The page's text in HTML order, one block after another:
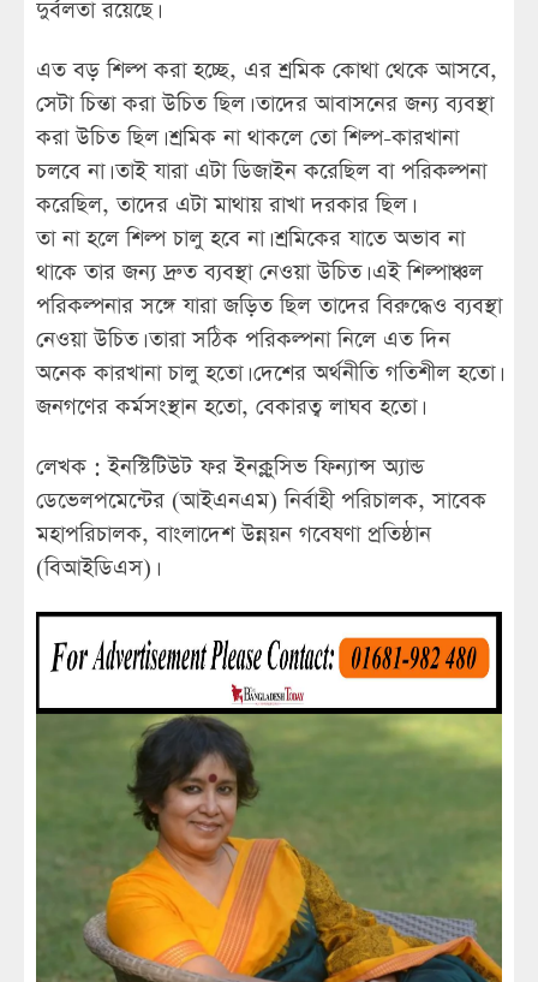
দুর্বলতা রয়েছে।
এত বড় শিল্প করা হচ্ছে, এর শ্রমিক কোথা থেকে আসবে,
সেটা চিন্তা করা উচিত ছিল। তাদের আবাসনের জন্য ব্যবস্থা
করা উচিত ছিল। শ্রমিক না থাকলে তো শিল্প-কারখানা
চলবে না। তাই যারা এটা ডিজাইন করেছিল বা পরিকল্পনা
করেছিল, তাদের এটা মাথায় রাখা দরকার ছিল।
তা না হলে শিল্প চালু হবে না। শ্রমিকের যাতে অভাব না
থাকে তার জন্য দ্রুত ব্যবস্থা নেওয়া উচিত। এই শিল্পাঞ্চল
পরিকল্পনার সঙ্গে যারা জড়িত ছিল তাদের বিরুদ্ধেও ব্যবস্থা
নেওয়া উচিত। তারা সঠিক পরিকল্পনা নিলে এত দিন
অনেক কারখানা চালু হতো। দেশের অর্থনীতি গতিশীল হতো।
জনগণের কর্মসংস্থান হতো, বেকারত্ব লাঘব হতো।
লেখক : ইনস্টিটিউট ফর ইনক্লুসিভ ফিন্যান্স অ্যান্ড
ডেভেলপমেন্টের (আইএনএম) নির্বাহী পরিচালক, সাবেক
মহাপরিচালক, বাংলাদেশ উন্নয়ন গবেষণা প্রতিষ্ঠান
(বিআইডিএস)।